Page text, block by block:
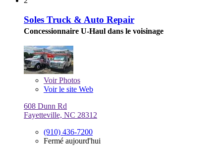
Soles Truck & Auto Repair
Concessionnaire U-Haul dans le voisinage
VoirPhotos
Voir le site Web
608 Dunn Rd
Fayetteville, NC 28312
(910) 436-7200
Fermé aujourd'hui